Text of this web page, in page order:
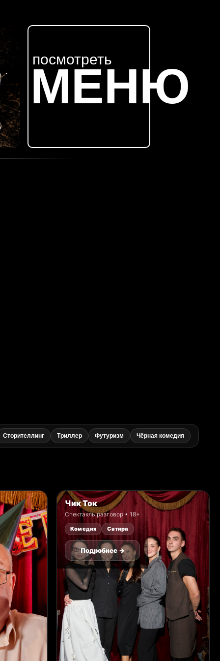
посмотреть
МЕНЮ
Сторителлинг Триллер Футуризм Чёрная комедия
Чик Ток
Спектакль разговор • 18+
Комедия Сатира
Подробнее →